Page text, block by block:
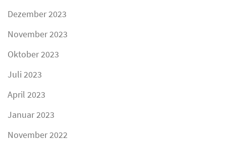
Dezember 2023
November 2023
Oktober 2023
Juli 2023
April 2023
Januar 2023
November 2022